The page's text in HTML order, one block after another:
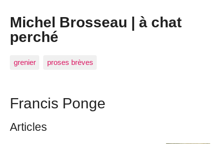
Michel Brosseau | à chat
perché
grenier proses brèves
Francis Ponge
Articles